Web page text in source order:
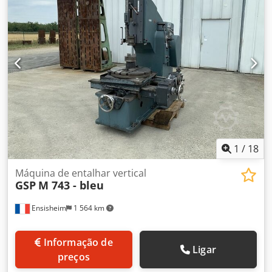
trabalho: qualquer Mesa de trabalho: 450 x 350 mm
Diâmetro da abertura da mesa: 140 mm Peso: aprox. 510
kg Área de base: 750 x 570 mm Altura total da máquina:
1510 mm Potência do motor: 3,7 / 4,4 KW Equipamento
elétrico: 400 / 2
mínima/máxima: 40 m/min Diâmetro máximo da peça de
trabalho, conforme DIN 6885 (furação): 230 mm
1 / 18
Ensisheim 1 564 km
Máquina de entalhar vertical
GSP M 743 - bleu
preços
Ligar